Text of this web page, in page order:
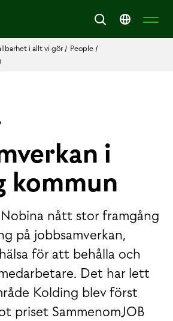
i allt vi gör/ People /
i
kommun
nått stor framgång
på jobbsamverkan,
för att behålla och
Det har lett
Kolding blev först
priset SammenomJOB